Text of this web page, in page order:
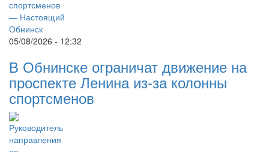
05/08/2026 - 12:32
В Обнинске ограничат движение на
проспекте Ленина из-за колонны
спортсменов